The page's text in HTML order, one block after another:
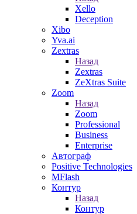
Xello
Deception
Xibo
Yva.ai
Zextras
Назад
Zextras
ZeXtras Suite
Zoom
Назад
Zoom
Professional
Business
Enterprise
Автограф
Positive Technologies
MFlash
Контур
Назад
Контур